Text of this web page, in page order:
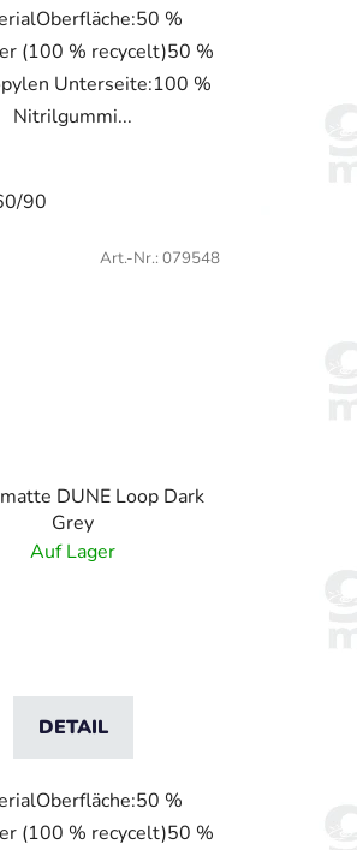
%
(100 % recycelt)50 %
Unterseite:100 %
Nitrilgummi...
90
DUNE Loop Dark
Grey
Auf Lager
DETAIL
%
(100 % recycelt)50 %
Art.-Nr.: 079548